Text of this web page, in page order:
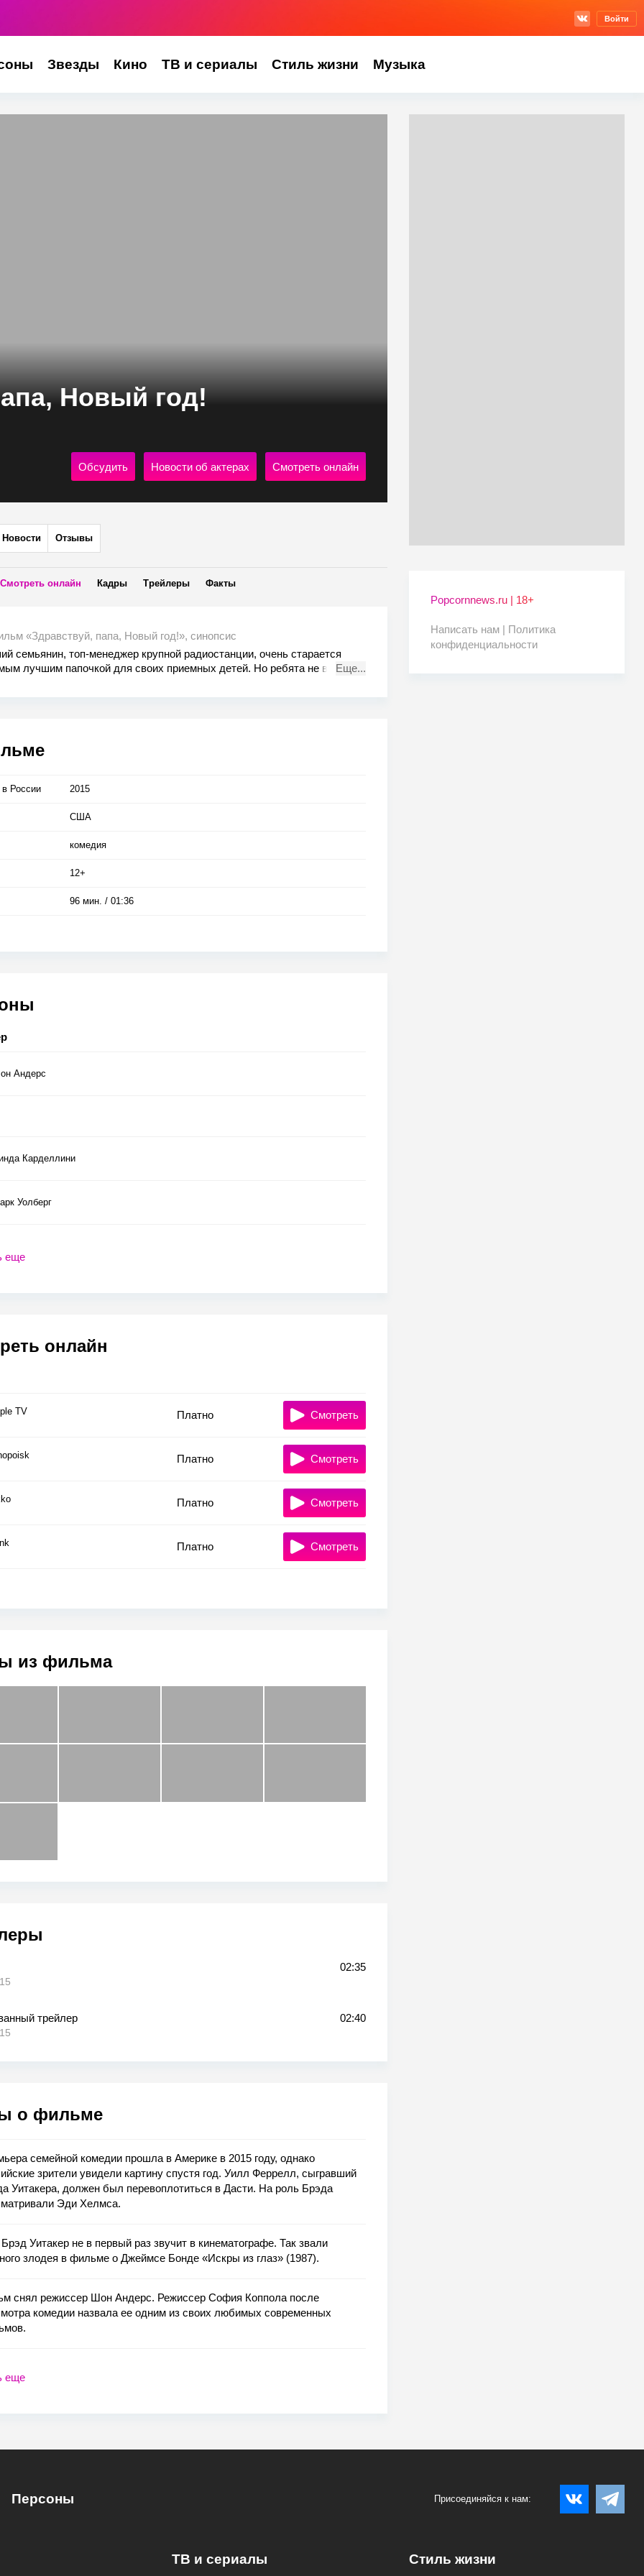
Войти
Звезды Кино ТВ и сериалы Стиль жизни Музыка
Новый год!
Обсудить Новости об актерах Смотреть онлайн
Новости Отзывы
Смотреть онлайн Кадры Трейлеры Факты
«Здравствуй, папа, Новый год!», синопсис
семьянин, топ-менеджер крупной радиостанции, очень старается
лучшим папочкой для своих приемных детей. Но ребята не в
Еще...
Росcии 2015
США
комедия
12+
96 мин. / 01:36
Андерс
Карделлини
Уолберг
еще
онлайн
TV Платно Смотреть
Платно Смотреть
Платно Смотреть
Платно Смотреть
из фильма
02:35
трейлер 02:40
о фильме
семейной комедии прошла в Америке в 2015 году, однако
зрители увидели картину спустя год. Уилл Феррелл, сыгравший
Уитакера, должен был перевоплотиться в Дасти. На роль Брэда
Эди Хелмса.
Уитакер не в первый раз звучит в кинематографе. Так звали
злодея в фильме о Джеймсе Бонде «Искры из глаз» (1987).
снял режиссер Шон Андерс. Режиссер София Коппола после
комедии назвала ее одним из своих любимых современных
еще
Popcornnews.ru | 18+
Написать нам | Политика
конфиденциальности
Персоны Присоединяйся к нам:
ТВ и сериалы Стиль жизни